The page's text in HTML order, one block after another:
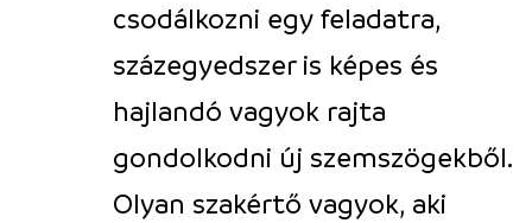
csodálkozni egy feladatra,
százegyedszer is képes és
hajlandó vagyok rajta
gondolkodni új szemszögekből.
Olyan szakértő vagyok, aki